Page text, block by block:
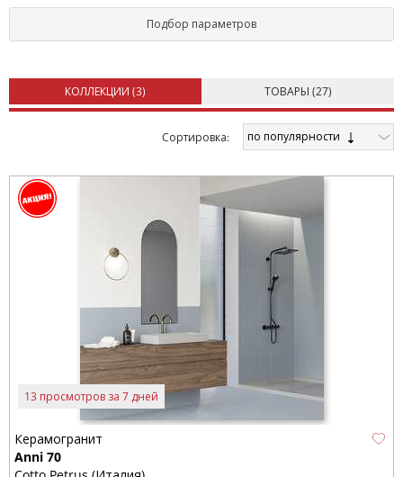
Подбор параметров
КОЛЛЕКЦИИ (3) ТОВАРЫ (27)
Cортировка: по популярности
13 просмотров за 7 дней
Керамогранит
Anni 70